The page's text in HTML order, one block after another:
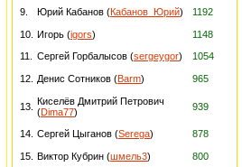
9. Юрий Кабанов (Кабанов_Юрий) 1192
10. Игорь (igors) 1148
11. Сергей Горбалысов (sergeygor) 1054
12. Денис Сотников (Barm) 965
13. Киселёв Дмитрий Петрович
(Dima77) 939
14. Сергей Цыганов (Serega) 878
15. Виктор Кубрин (шмель3) 800